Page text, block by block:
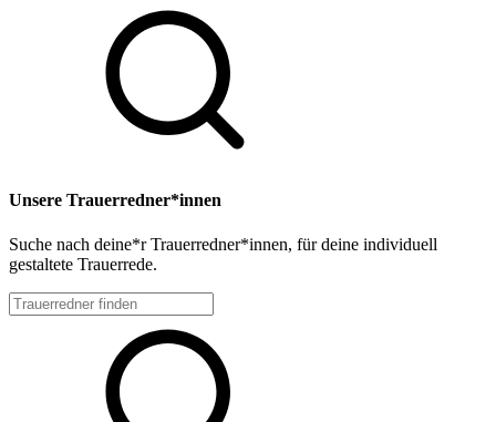
Unsere Trauerredner*innen
Suche nach deine*r Trauerredner*innen, für deine individuell
gestaltete Trauerrede.